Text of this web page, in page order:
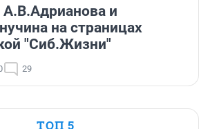
А.В.Адрианова и
на страницах
"Сиб.Жизни"
29
ТОП 5